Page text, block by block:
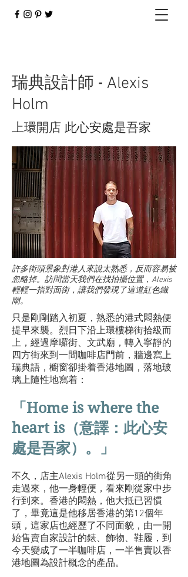
​瑞典設計師 - Alexis
Holm
上環開店 此心安處是吾家
許多街頭景象對港人來說太熟悉，反而容易被
忽略掉。訪問當天我們在找拍攝位置，Alexis
輕輕一指對面街，讓我們發現了這道紅色鐵
閘。
只是剛剛踏入初夏，熟悉的港式悶熱便
提早來襲。烈日下沿上環樓梯街拾級而
上，經過摩囉街、文武廟，轉入寧靜的
四方街來到一間咖啡店門前，牆邊寫上
瑞典語，櫥窗卻掛着香港地圖，落地玻
璃上隨性地寫着：
「 Home is where the
heart is（意譯：此心安
處是吾家）。」
不久，店主Alexis Holm從另一頭的街角
走過來，他一身輕便，看來剛從家中步
行到來。香港的悶熱，他大抵已習慣
了，畢竟這是他移居香港的第12個年
頭，這家店也經歷了不同面貌，由一開
始售賣自家設計的錶、飾物、鞋履，到
今天變成了一半咖啡店，一半售賣以香
港地圖為設計概念的產品。